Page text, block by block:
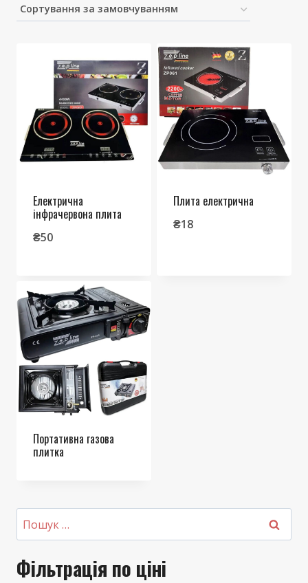
Електрична
інфрачервона плита
₴50
Плита електрична
₴18
Портативна газова
плитка
Пошук:
Фільтрація по ціні